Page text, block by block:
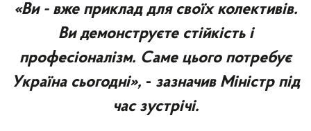
«Ви - вже приклад для своїх колективів.
Ви демонструєте стійкість і
професіоналізм. Саме цього потребує
Україна сьогодні», - зазначив Міністр під
час зустрічі.